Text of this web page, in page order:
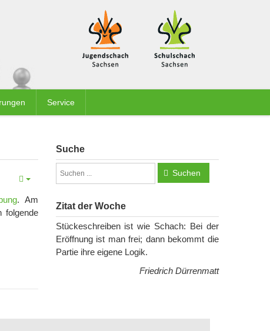
Service
. Am
folgende
Suche
Suchen
Zitat der Woche
Stückeschreiben ist wie Schach: Bei der
Eröffnung ist man frei; dann bekommt die
Partie ihre eigene Logik.
Friedrich Dürrenmatt